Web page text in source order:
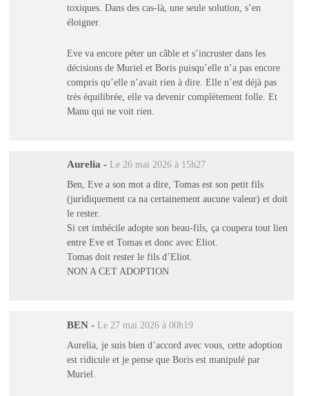
toxiques. Dans des cas-là, une seule solution, s’en
éloigner.
Eve va encore péter un câble et s’incruster dans les
décisions de Muriel et Boris puisqu’elle n’a pas encore
compris qu’elle n’avait rien à dire. Elle n’est déjà pas
très équilibrée, elle va devenir complètement folle. Et
Manu qui ne voit rien.
Aurelia - Le 26 mai 2026 à 15h27
Ben, Eve a son mot a dire, Tomas est son petit fils
(juridiquement ca na certainement aucune valeur) et doit
le rester.
Si cet imbécile adopte son beau-fils, ça coupera tout lien
entre Eve et Tomas et donc avec Eliot.
Tomas doit rester le fils d’Eliot.
NON A CET ADOPTION
BEN - Le 27 mai 2026 à 00h19
Aurelia, je suis bien d’accord avec vous, cette adoption
est ridicule et je pense que Boris est manipulé par
Muriel.